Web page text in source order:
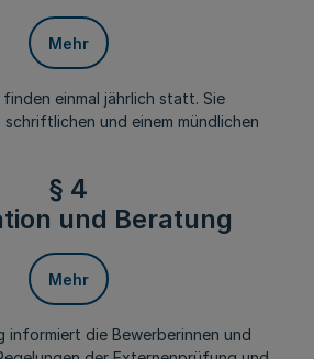
Mehr
einmal jährlich statt. Sie
schriftlichen und einem mündlichen
§ 4
und Beratung
Mehr
informiert die Bewerberinnen und